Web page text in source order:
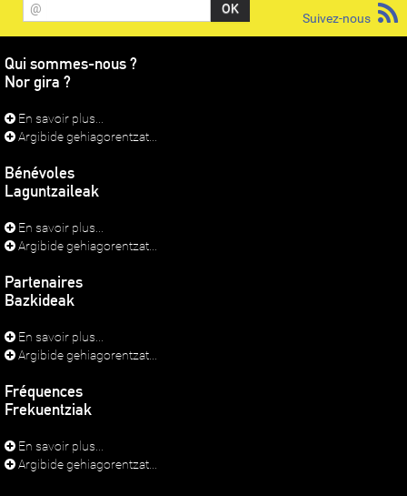
@
Suivez-nous
Qui sommes-nous ?
Nor gira ?
En savoir plus...
Argibide gehiagorentzat...
Bénévoles
Laguntzaileak
En savoir plus...
Argibide gehiagorentzat...
Partenaires
Bazkideak
En savoir plus...
Argibide gehiagorentzat...
Fréquences
Frekuentziak
En savoir plus...
Argibide gehiagorentzat...